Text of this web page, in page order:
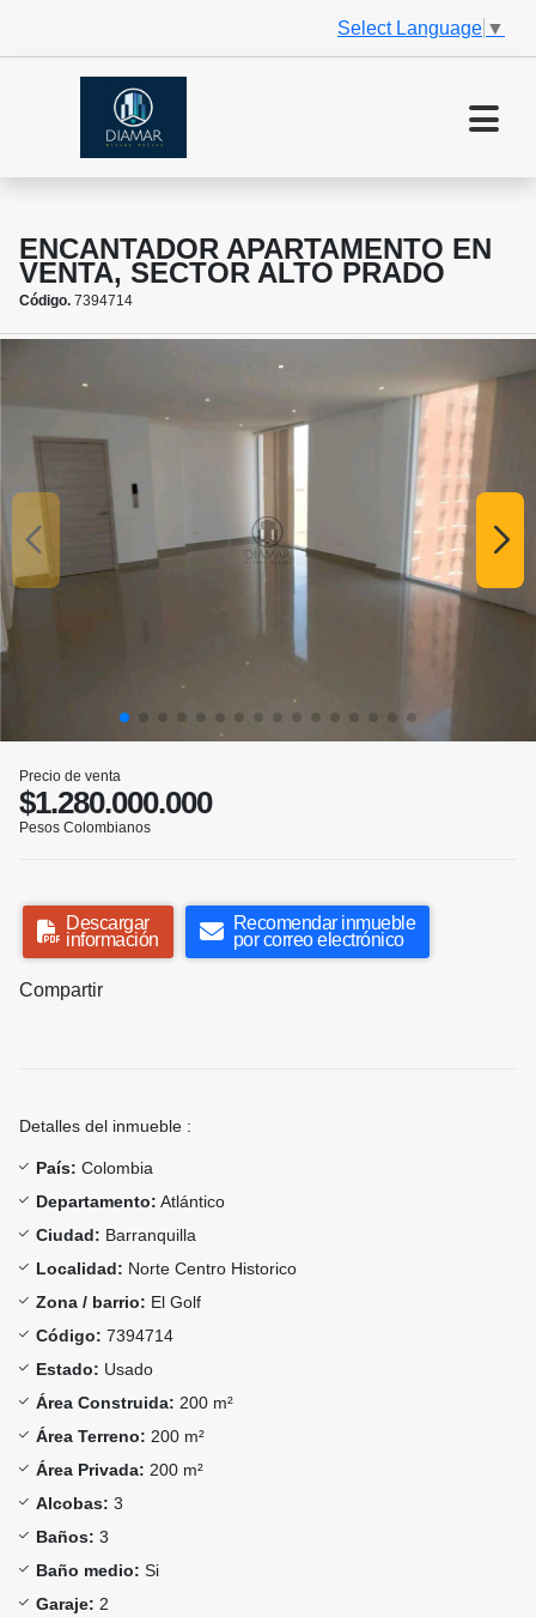
Select Language ▼
ENCANTADOR APARTAMENTO EN
VENTA, SECTOR ALTO PRADO
Código. 7394714
Precio de venta
$1.280.000.000
Pesos Colombianos
Descargar
información
Recomendar inmueble
por correo electrónico
Compartir
Detalles del inmueble :
País: Colombia
Departamento: Atlántico
Ciudad: Barranquilla
Localidad: Norte Centro Historico
Zona / barrio: El Golf
Código: 7394714
Estado: Usado
Área Construida: 200 m²
Área Terreno: 200 m²
Área Privada: 200 m²
Alcobas: 3
Baños: 3
Baño medio: Si
Garaje: 2